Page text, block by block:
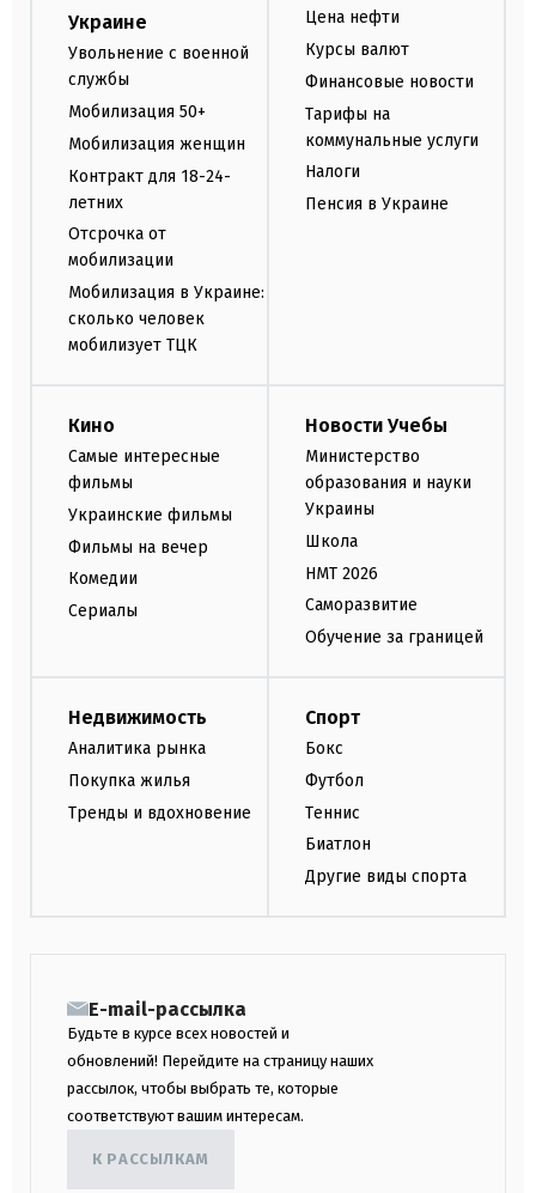
Украине
Увольнение с военной
службы
Мобилизация 50+
Мобилизация женщин
Контракт для 18-24-
летних
Отсрочка от
мобилизации
Мобилизация в Украине:
сколько человек
мобилизует ТЦК
Цена нефти
Курсы валют
Финансовые новости
Тарифы на
коммунальные услуги
Налоги
Пенсия в Украине
Кино
Самые интересные
фильмы
Украинские фильмы
Фильмы на вечер
Комедии
Сериалы
Новости Учебы
Министерство
образования и науки
Украины
Школа
НМТ 2026
Саморазвитие
Обучение за границей
Недвижимость
Аналитика рынка
Покупка жилья
Тренды и вдохновение
Спорт
Бокс
Футбол
Теннис
Биатлон
Другие виды спорта
E-mail-рассылка
Будьте в курсе всех новостей и
обновлений! Перейдите на страницу наших
рассылок, чтобы выбрать те, которые
соответствуют вашим интересам.
К РАССЫЛКАМ